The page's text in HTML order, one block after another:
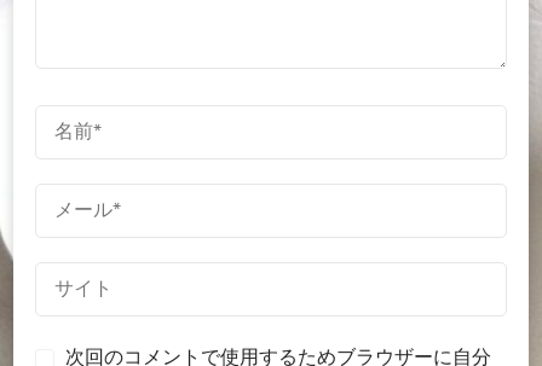
次回のコメントで使用するためブラウザーに自分